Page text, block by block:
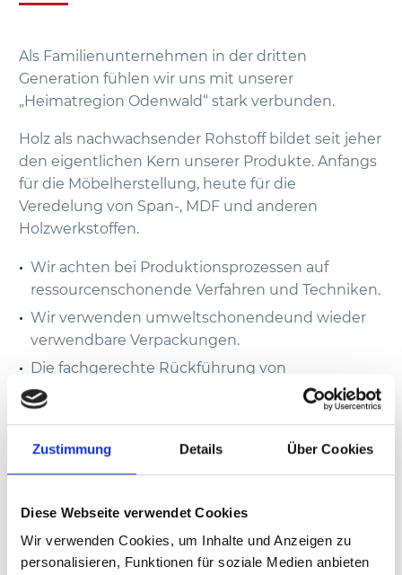
Zustimmung Details Über Cookies
Diese Webseite verwendet Cookies
Wir verwenden Cookies, um Inhalte und Anzeigen zu
personalisieren, Funktionen für soziale Medien anbieten
Als Familienunternehmen in der dritten
Generation fühlen wir uns mit unserer
„Heimatregion Odenwald“ stark verbunden.
Holz als nachwachsender Rohstoff bildet seit jeher
den eigentlichen Kern unserer Produkte. Anfangs
für die Möbelherstellung, heute für die
Veredelung von Span-, MDF und anderen
Holzwerkstoffen.
Wir achten bei Produktionsprozessen auf
ressourcenschonende Verfahren und Techniken.
Wir verwenden umweltschonendeund wieder
verwendbare Verpackungen.
Die fachgerechte Rückführung von
Produktionsresten und entstehenden Abfällen
in ökologische Recyclingkreisläufe,
Verhalten der Mitarbeiter in allen Bereichen sind
für uns selbstverständlich.
Für unsere Produktion und Verwaltung